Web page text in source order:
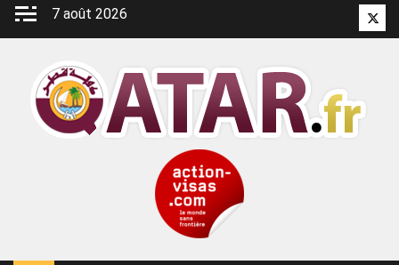
Aller
7 août 2026